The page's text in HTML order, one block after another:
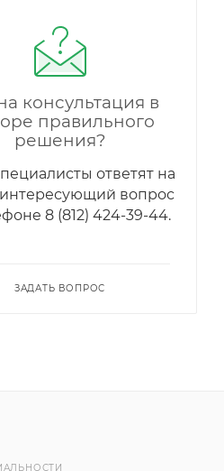
консультация в
правильного
решения?
ответят на
вопрос
8 (812) 424-39-44.
ЗАДАТЬ ВОПРОС